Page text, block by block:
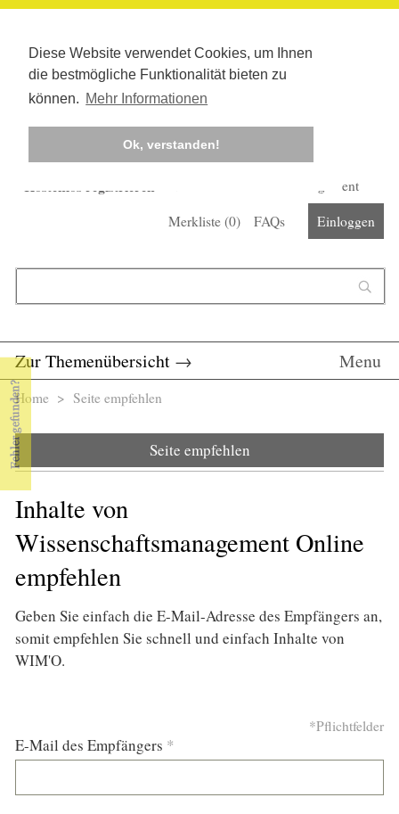
Diese Website verwendet Cookies, um Ihnen
die bestmögliche Funktionalität bieten zu
können. Mehr Informationen
Ok, verstanden!
Kostenlos registrieren
Corona-Management
Merkliste (0) FAQs Einloggen
Zur Themenübersicht → Menu
Sie sind hier
Home > Seite empfehlen
Seite empfehlen
Inhalte von
Wissenschaftsmanagement Online
empfehlen
Geben Sie einfach die E-Mail-Adresse des Empfängers an,
somit empfehlen Sie schnell und einfach Inhalte von
WIM'O.
*Pflichtfelder
E-Mail des Empfängers *